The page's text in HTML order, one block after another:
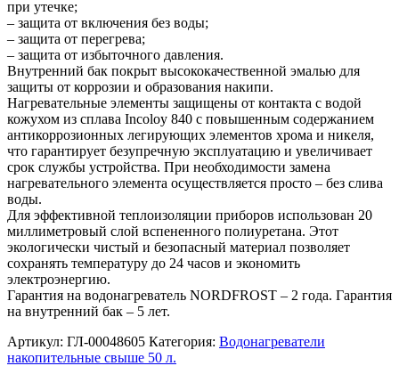
при утечке;
– защита от включения без воды;
– защита от перегрева;
– защита от избыточного давления.
Внутренний бак покрыт высококачественной эмалью для
защиты от коррозии и образования накипи.
Нагревательные элементы защищены от контакта с водой
кожухом из сплава Incoloy 840 с повышенным содержанием
антикоррозионных легирующих элементов хрома и никеля,
что гарантирует безупречную эксплуатацию и увеличивает
срок службы устройства. При необходимости замена
нагревательного элемента осуществляется просто – без слива
воды.
Для эффективной теплоизоляции приборов использован 20
миллиметровый слой вспененного полиуретана. Этот
экологически чистый и безопасный материал позволяет
сохранять температуру до 24 часов и экономить
электроэнергию.
Гарантия на водонагреватель NORDFROST – 2 года. Гарантия
на внутренний бак – 5 лет.
Артикул: ГЛ-00048605 Категория: Водонагреватели
накопительные свыше 50 л.